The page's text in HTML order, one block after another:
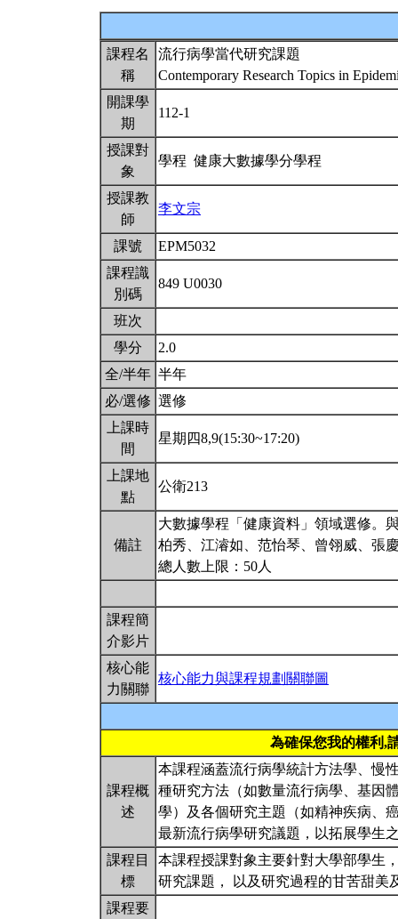
課程名
稱
流行病學當代研究課題
Contemporary Research Topics in
開課學
期
112-1
授課對
象
學程 健康大數據學分學程
授課教
師
李文宗
課號
EPM5032
課程識
別碼
849 U0030
班次
學分
2.0
全/半年 半年
必/選修 選修
上課時
間
星期四8,9(15:30~17:20)
上課地
點
公衛213
備註
大數據學程「健康資料」領域選修。
柏秀、江濬如、范怡琴、曾翎威、張
總人數上限：50人
課程簡
介影片
核心能
力關聯
核心能力與課程規劃關聯圖
為確保您我的權利,
課程概
述
本課程涵蓋流行病學統計方法學、慢
種研究方法（如數量流行病學、基因
學）及各個研究主題（如精神疾病、
最新流行病學研究議題，以拓展學生
課程目
標
本課程授課對象主要針對大學部學生
研究課題， 以及研究過程的甘苦甜
課程要